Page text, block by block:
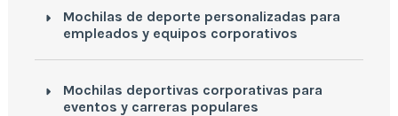
Mochilas de deporte personalizadas para
empleados y equipos corporativos
Mochilas deportivas corporativas para
eventos y carreras populares